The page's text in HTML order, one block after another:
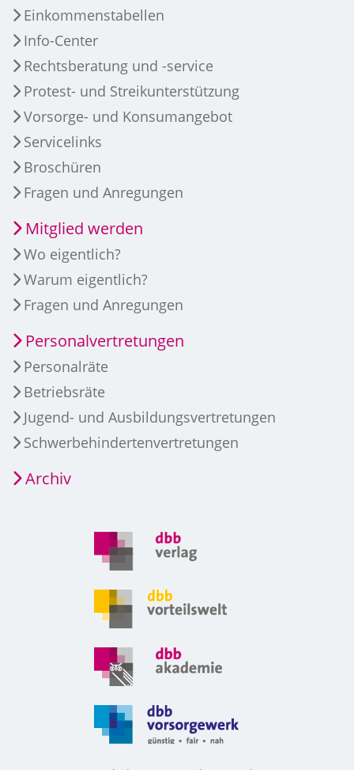
Einkommenstabellen
Info-Center
Rechtsberatung und -service
Protest- und Streikunterstützung
Vorsorge- und Konsumangebot
Servicelinks
Broschüren
Fragen und Anregungen
Mitglied werden
Wo eigentlich?
Warum eigentlich?
Fragen und Anregungen
Personalvertretungen
Personalräte
Betriebsräte
Jugend- und Ausbildungsvertretungen
Schwerbehindertenvertretungen
Archiv